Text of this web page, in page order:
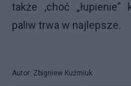
także ,choć
paliw trwa w najlepsze.
Autor: Zbigniew Kuźmiuk